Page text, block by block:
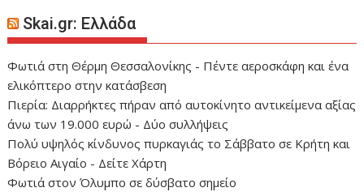
Skai.gr: Ελλάδα
Φωτιά στη Θέρμη Θεσσαλονίκης - Πέντε αεροσκάφη και ένα
ελικόπτερο στην κατάσβεση
Πιερία: Διαρρήκτες πήραν από αυτοκίνητο αντικείμενα αξίας
άνω των 19.000 ευρώ - Δύο συλλήψεις
Πολύ υψηλός κίνδυνος πυρκαγιάς το Σάββατο σε Κρήτη και
Βόρειο Αιγαίο - Δείτε Χάρτη
Φωτιά στον Όλυμπο σε δύσβατο σημείο